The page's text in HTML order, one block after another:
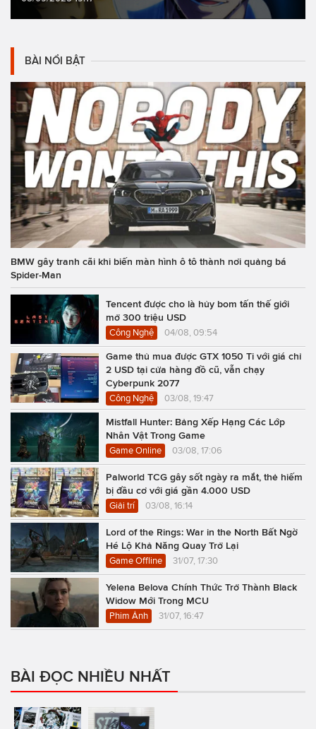
BÀI NỔI BẬT
BMW gây tranh cãi khi biến màn hình ô tô thành nơi quảng bá
Spider-Man
Tencent được cho là hủy bom tấn thế giới
mở 300 triệu USD
Công Nghệ 04/08, 09:54
Game thủ mua được GTX 1050 Ti với giá chỉ
2 USD tại cửa hàng đồ cũ, vẫn chạy
Cyberpunk 2077
Công Nghệ 03/08, 19:47
Mistfall Hunter: Bảng Xếp Hạng Các Lớp
Nhân Vật Trong Game
Game Online 03/08, 17:06
Palworld TCG gây sốt ngày ra mắt, thẻ hiếm
bị đầu cơ với giá gần 4.000 USD
Giải trí 03/08, 16:14
Lord of the Rings: War in the North Bất Ngờ
Hé Lộ Khả Năng Quay Trở Lại
Game Offline 31/07, 17:30
Yelena Belova Chính Thức Trở Thành Black
Widow Mới Trong MCU
Phim Ảnh 31/07, 16:47
BÀI ĐỌC NHIỀU NHẤT